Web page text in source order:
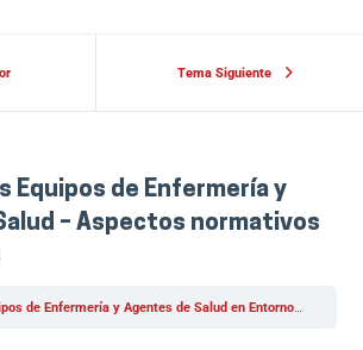
Tema Siguiente
Equipos de Enfermería y
– Aspectos normativos
Salud Bucal para Equipos de Enfermería y Agentes de Salud en Entornos Hospitalarios y Comunitarios